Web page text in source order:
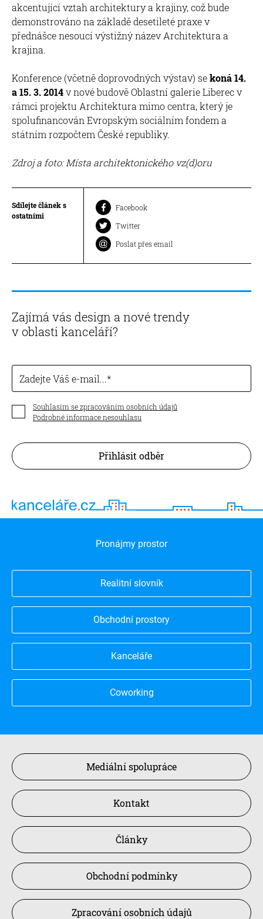
akcentující vztah architektury a krajiny, což bude
demonstrováno na základě desetileté praxe v
přednášce nesoucí výstižný název Architektura a
krajina.
Konference (včetně doprovodných výstav) sekoná 14.
a 15. 3. 2014v nové budově Oblastní galerie Liberec v
rámci projektu Architektura mimo centra, který je
spolufinancován Evropským sociálním fondem a
státním rozpočtem České republiky.
Zdroj a foto: Místa architektonického vz(d)oru
Sdílejte článek s
ostatními
Facebook
Twitter
Poslat přes email
Zajímá vás design a nové trendy
v oblasti kanceláří?
Zadejte Váš e-mail...
Souhlasím se zpracováním osobních údajů
Podrobné informace nesouhlasu
Přihlásit odběr
Pronájmy prostor
Realitní slovník
Obchodní prostory
Kanceláře
Coworking
Mediální spolupráce
Kontakt
Články
Obchodní podmínky
Zpracování osobních údajů